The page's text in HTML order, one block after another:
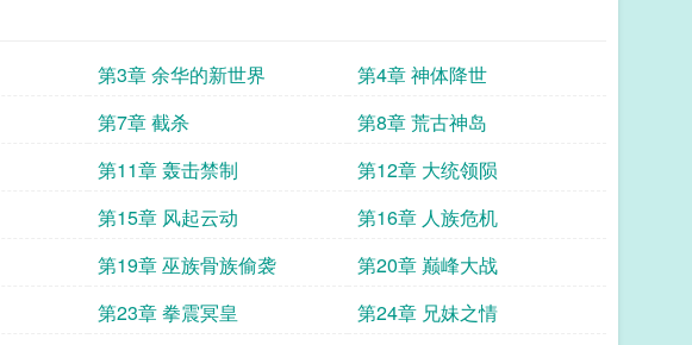
第3章 余华的新世界
第4章 神体降世
第7章 截杀
第8章 荒古神岛
第11章 轰击禁制
第12章 大统领陨
第15章 风起云动
第16章 人族危机
第19章 巫族骨族偷袭
第20章 巅峰大战
第23章 拳震冥皇
第24章 兄妹之情